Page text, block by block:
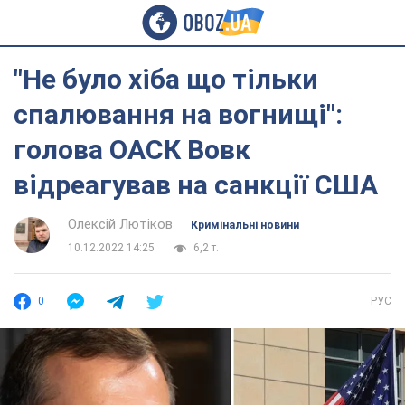
"Не було хіба що тільки
спалювання на вогнищі":
голова ОАСК Вовк
відреагував на санкції США
Олексій Лютіков
Кримінальні новини
10.12.2022 14:25
6,2 т.
0 РУС